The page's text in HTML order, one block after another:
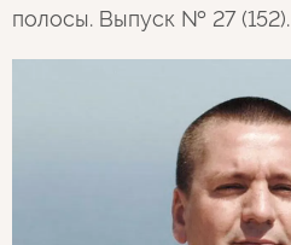
полосы. Выпуск № 27 (152).